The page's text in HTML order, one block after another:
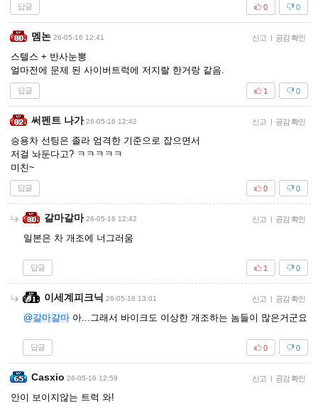
답글 0
0
멤논 26-05-16 12:41 신고 공감 확인
스텔스 + 반사눈뽕
얼마전에 문제 된 사이버트럭에 저지랄 한거랑 같음.
답글 0
1
써펜트 나가 26-05-16 12:42 신고 공감 확인
승용차 선팅은 졸라 엄격한 기준으로 잡으면서
저걸 놔둔다고? ㅋㅋㅋㅋㅋ
미친~
답글 0
0
갈마갈마 26-05-16 12:42 신고 공감 확인
일본은 차 개조에 너그러움
답글 0
1
이세계피크닉 26-05-16 13:01 신고 공감 확인
@갈마갈마 아...그래서 바이크도 이상한 개조하는 놈들이 많은거군요
답글 0
0
Casxio 26-05-16 12:59 신고 공감 확인
안이 보이지않는 트럭 와!